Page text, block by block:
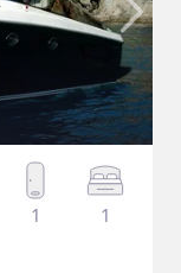
1 1